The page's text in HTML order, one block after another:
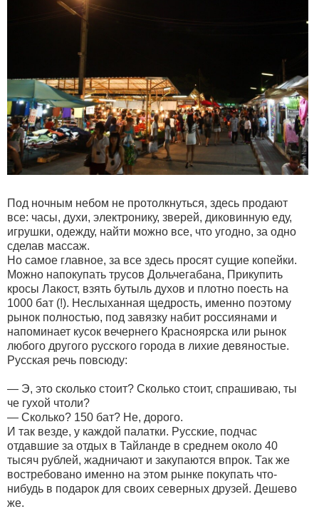
Под ночным небом не протолкнуться, здесь продают
все: часы, духи, электронику, зверей, диковинную еду,
игрушки, одежду, найти можно все, что угодно, за одно
сделав массаж.
Но самое главное, за все здесь просят сущие копейки.
Можно напокупать трусов Дольчегабана, Прикупить
кросы Лакост, взять бутыль духов и плотно поесть на
1000 бат (!). Неслыханная щедрость, именно поэтому
рынок полностью, под завязку набит россиянами и
напоминает кусок вечернего Красноярска или рынок
любого другого русского города в лихие девяностые.
Русская речь повсюду:
— Э, это сколько стоит? Сколько стоит, спрашиваю, ты
че гухой чтоли?
— Сколько? 150 бат? Не, дорого.
И так везде, у каждой палатки. Русские, подчас
отдавшие за отдых в Тайланде в среднем около 40
тысяч рублей, жадничают и закупаются впрок. Так же
востребовано именно на этом рынке покупать что-
нибудь в подарок для своих северных друзей. Дешево
же.